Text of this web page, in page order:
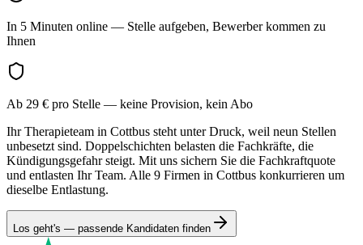
In 5 Minuten online — Stelle aufgeben, Bewerber kommen zu
Ihnen
Ab 29 € pro Stelle — keine Provision, kein Abo
Ihr Therapieteam in Cottbus steht unter Druck, weil neun Stellen
unbesetzt sind. Doppelschichten belasten die Fachkräfte, die
Kündigungsgefahr steigt. Mit uns sichern Sie die Fachkraftquote
und entlasten Ihr Team. Alle 9 Firmen in Cottbus konkurrieren um
dieselbe Entlastung.
Los geht's — passende Kandidaten finden